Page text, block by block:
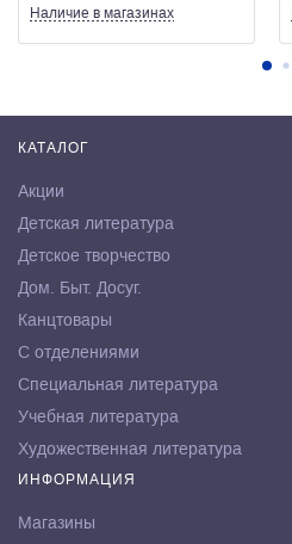
Наличие в магазинах
КАТАЛОГ
Акции
Детская литература
Детское творчество
Дом. Быт. Досуг.
Канцтовары
С отделениями
Специальная литература
Учебная литература
Художественная литература
ИНФОРМАЦИЯ
Магазины